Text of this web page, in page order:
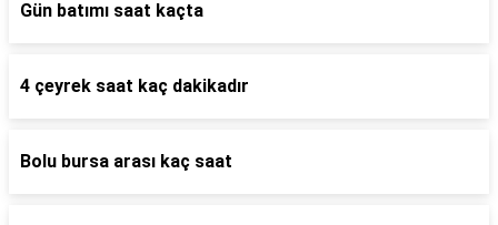
Gün batımı saat kaçta
4 çeyrek saat kaç dakikadır
Bolu bursa arası kaç saat